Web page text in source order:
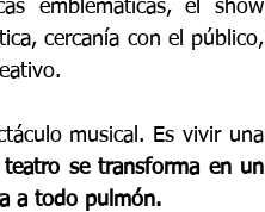
emblemáticas, el show
cercanía con el público,
musical. Es vivir una
teatro se transforma en un
a todo pulmón.